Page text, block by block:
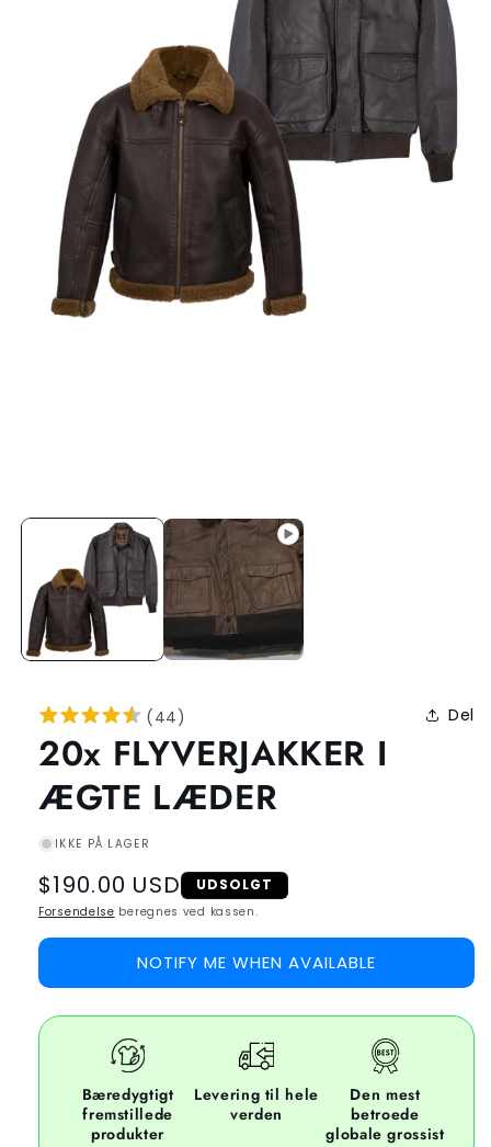
(44) Del
20x FLYVERJAKKER I
ÆGTE LÆDER
IKKE PÅ LAGER
Regular
price
$190.00 USD UDSOLGT
Forsendelse beregnes ved kassen.
NOTIFY ME WHEN AVAILABLE
Bæredygtigt
fremstillede
produkter
Levering til hele
verden
Den mest
betroede
globale grossist